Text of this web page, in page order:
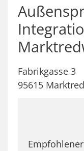
Fabrikgasse 3
95615